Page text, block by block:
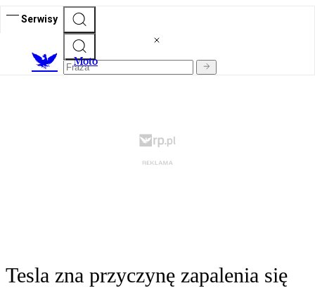
Serwisy
Moto
Tesla zna przyczynę zapalenia się